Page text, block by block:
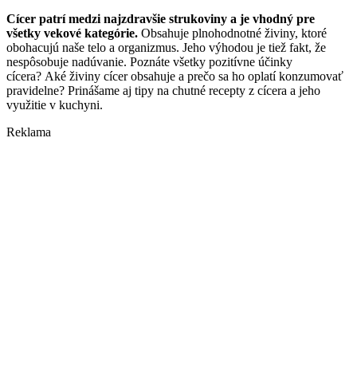
Cícer patrí medzi najzdravšie strukoviny a je vhodný pre
všetky vekové kategórie. Obsahuje plnohodnotné živiny, ktoré
obohacujú naše telo a organizmus. Jeho výhodou je tiež fakt, že
nespôsobuje nadúvanie. Poznáte všetky pozitívne účinky
cícera? Aké živiny cícer obsahuje a prečo sa ho oplatí konzumovať
pravidelne? Prinášame aj tipy na chutné recepty z cícera a jeho
využitie v kuchyni.
Reklama